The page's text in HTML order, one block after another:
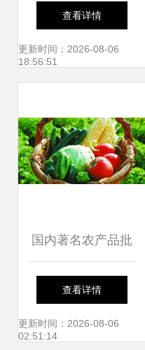
产品卖难——访农
业农村部市场经济
查看详情
更新时间：2026-08-06
18:56:51
国内著名农产品批
发市场大盘点 汇聚
水土，流淌烟火气
查看详情
更新时间：2026-08-06
02:51:14